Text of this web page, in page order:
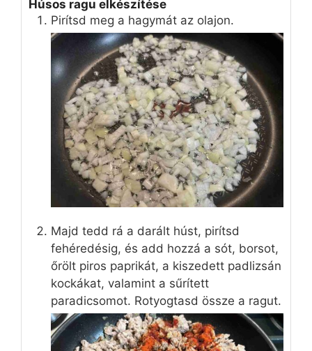
Húsos ragu elkészítése
Pirítsd meg a hagymát az olajon.
Majd tedd rá a darált húst, pirítsd
fehéredésig, és add hozzá a sót, borsot,
őrölt piros paprikát, a kiszedett padlizsán
kockákat, valamint a sűrített
paradicsomot. Rotyogtasd össze a ragut.